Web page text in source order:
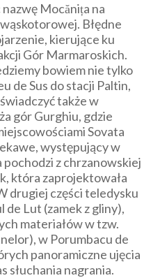
Mocănița na
Błędne
kierujące ku
Gór Marmaroskich.
bowiem nie tylko
de Sus do stacji Paltin,
także w
gór Gurghiu, gdzie
Sovata
występujący w
z chrzanowskiej
która zaprojektowała
drugiej części teledysku
Lut (zamek z gliny),
materiałów w tzw.
w Porumbacu de
panoramiczne ujęcia
słuchania nagrania.